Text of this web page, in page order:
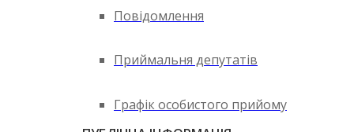
Повідомлення
Приймальня депутатів
Графік особистого прийому